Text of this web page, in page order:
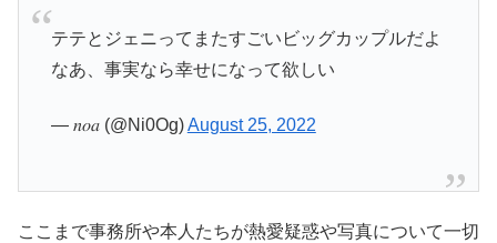
テテとジェニってまたすごいビッグカップルだよ
なあ、事実なら幸せになって欲しい
— 𝑛𝑜𝑎 (@Ni0Og)August 25, 2022
ここまで事務所や本人たちが熱愛疑惑や写真について一切